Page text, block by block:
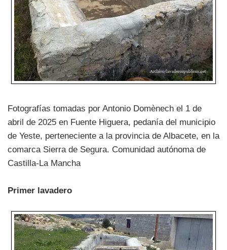
Fotografías tomadas por Antonio Domènech el 1 de
abril de 2025 en Fuente Higuera, pedanía del municipio
de Yeste, perteneciente a la provincia de Albacete, en la
comarca Sierra de Segura. Comunidad autónoma de
Castilla-La Mancha
Primer lavadero